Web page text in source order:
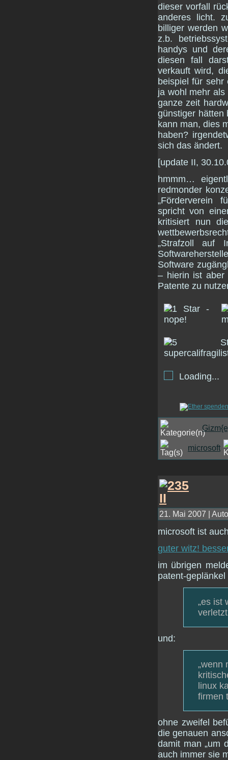
dieser vorfall
anderes licht.
billiger werden
z.b.
handys und
diesen fall
verkauft wird,
beispiel für
ja wohl mehr
ganze zeit
günstiger hätten
kann man, dies
haben?
sich das ändert.
[update II,
hmmm…
redmonder
„Förderverein
spricht von
kritisiert nun
„Strafzoll auf
Software
– hierin ist
Patente zu
Loading...
microsoft
21. Mai 2007 |
microsoft ist
guter witz!
im übrigen
patent-
„es ist
und:
„wenn
linux
firmen
ohne zweifel
die genauen
damit man „um
auch immer sie